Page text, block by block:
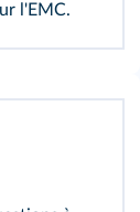
l'EMC.